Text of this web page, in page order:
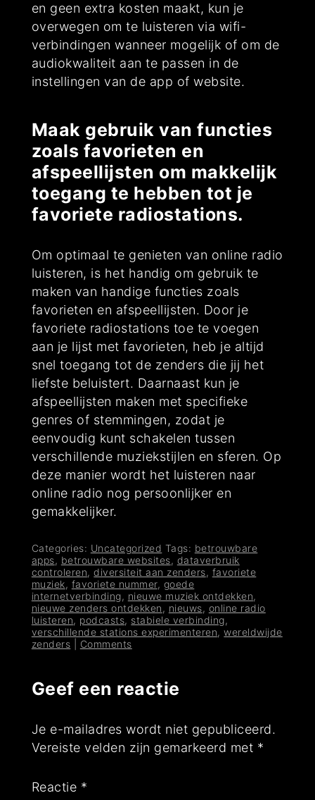
en geen extra kosten maakt, kun je
overwegen om te luisteren via wifi-
verbindingen wanneer mogelijk of om de
audiokwaliteit aan te passen in de
instellingen van de app of website.
Maak gebruik van functies
zoals favorieten en
afspeellijsten om makkelijk
toegang te hebben tot je
favoriete radiostations.
Om optimaal te genieten van online radio
luisteren, is het handig om gebruik te
maken van handige functies zoals
favorieten en afspeellijsten. Door je
favoriete radiostations toe te voegen
aan je lijst met favorieten, heb je altijd
snel toegang tot de zenders die jij het
liefste beluistert. Daarnaast kun je
afspeellijsten maken met specifieke
genres of stemmingen, zodat je
eenvoudig kunt schakelen tussen
verschillende muziekstijlen en sferen. Op
deze manier wordt het luisteren naar
online radio nog persoonlijker en
gemakkelijker.
Categories: Uncategorized Tags: betrouwbare
apps, betrouwbare websites, dataverbruik
controleren,diversiteit aan zenders, favoriete
muziek, favoriete nummer, goede
internetverbinding, nieuwe muziek ontdekken,
nieuwe zenders ontdekken , nieuws, online radio
luisteren, podcasts, stabiele verbinding,
verschillende stations experimenteren,wereldwijde
zenders
Comments
Geef een reactie
Je e-mailadres wordt niet gepubliceerd.
Vereiste velden zijn gemarkeerd met *
Reactie *